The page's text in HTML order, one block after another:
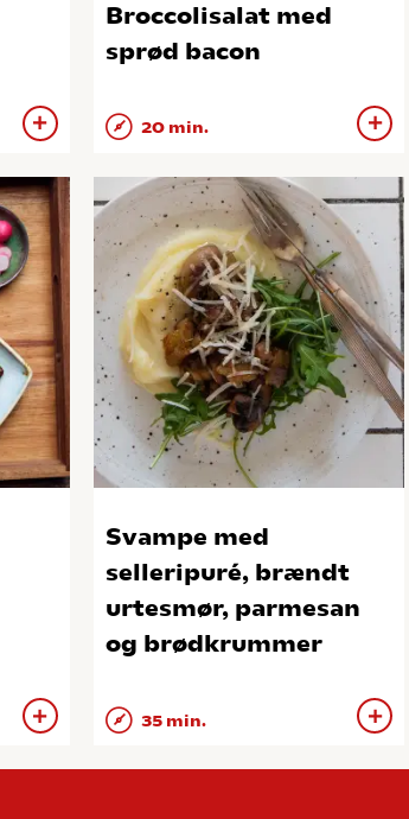
Broccolisalat med
sprød bacon
20 min.
Svampe med
selleripuré, brændt
urtesmør, parmesan
og brødkrummer
35 min.